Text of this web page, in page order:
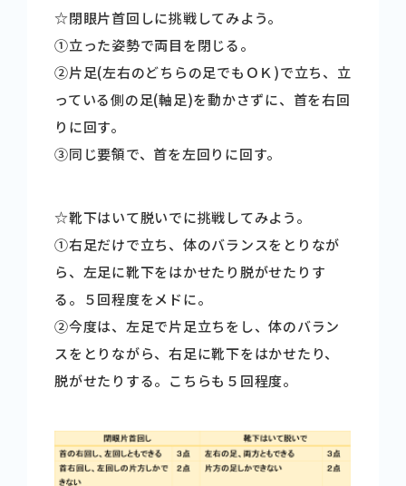
☆閉眼片首回しに挑戦してみよう。
➀立った姿勢で両目を閉じる。
➁片足(左右のどちらの足でもＯＫ)で立ち、立
っている側の足(軸足)を動かさずに、首を右回
りに回す。
➂同じ要領で、首を左回りに回す。
☆靴下はいて脱いでに挑戦してみよう。
➀右足だけで立ち、体のバランスをとりなが
ら、左足に靴下をはかせたり脱がせたりす
る。５回程度をメドに。
➁今度は、左足で片足立ちをし、体のバラン
スをとりながら、右足に靴下をはかせたり、
脱がせたりする。こちらも５回程度。